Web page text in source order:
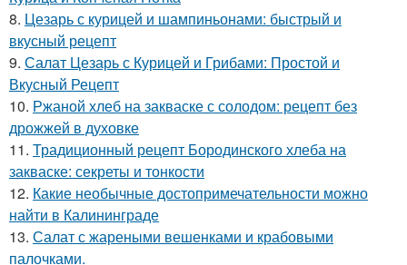
8. Цезарь с курицей и шампиньонами: быстрый и
вкусный рецепт
9. Салат Цезарь с Курицей и Грибами: Простой и
Вкусный Рецепт
10. Ржаной хлеб на закваске с солодом: рецепт без
дрожжей в духовке
11. Традиционный рецепт Бородинского хлеба на
закваске: секреты и тонкости
12. Какие необычные достопримечательности можно
найти в Калининграде
13. Салат с жареными вешенками и крабовыми
палочками.